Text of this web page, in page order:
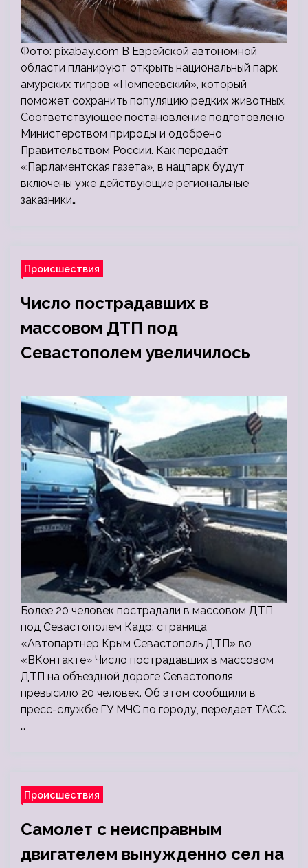
Фото: pixabay.com В Еврейской автономной
области планируют открыть национальный парк
амурских тигров «Помпеевский», который
поможет сохранить популяцию редких животных.
Соответствующее постановление подготовлено
Министерством природы и одобрено
Правительством России. Как передаёт
«Парламентская газета», в нацпарк будут
включены уже действующие региональные
заказники…
Происшествия
Число пострадавших в
массовом ДТП под
Севастополем увеличилось
Более 20 человек пострадали в массовом ДТП
под Севастополем Кадр: страница
«Автопартнер Крым Севастополь ДТП» во
«ВКонтакте» Число пострадавших в массовом
ДТП на объездной дороге Севастополя
превысило 20 человек. Об этом сообщили в
пресс-службе ГУ МЧС по городу, передает ТАСС.
…
Происшествия
Самолет c неисправным
двигателем вынужденно сел на